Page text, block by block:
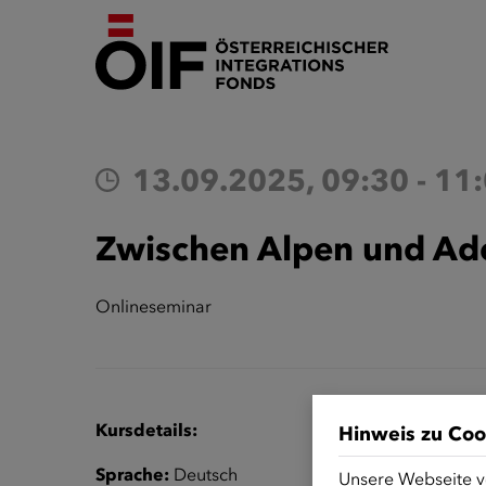
13.09.2025, 09:30 -
Zwischen Alpen und
Onlineseminar
Kursdetails:
Sprache: Deutsch
Hinweis zu
Unsere Webseite